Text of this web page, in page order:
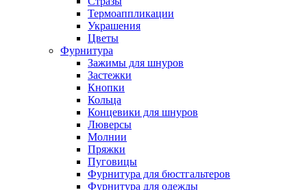
Термоаппликации
Украшения
Цветы
Фурнитура
Зажимы для шнуров
Застежки
Кнопки
Кольца
Концевики для шнуров
Люверсы
Молнии
Пряжки
Пуговицы
Фурнитура для бюстгальтеров
Фурнитура для одежды